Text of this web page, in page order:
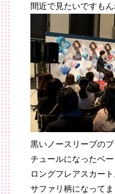
間近で見たいですもん
黒いノースリーブの
チュールになったベ
ロングフレアスカート
サファリ柄になってま